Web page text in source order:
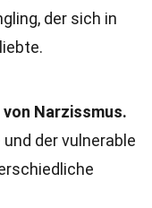
der sich in
Narzissmus.
der vulnerable